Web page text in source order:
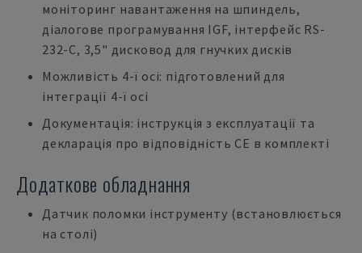
моніторинг навантаження на шпиндель,
діалогове програмування IGF, інтерфейс RS-
232-C, 3,5" дисковод для гнучких дисків
Можливість 4-ї осі: підготовлений для
інтеграції 4-ї осі
Документація: інструкція з експлуатації та
декларація про відповідність CE в комплекті
Додаткове обладнання
Датчик поломки інструменту (встановлюється
на столі)